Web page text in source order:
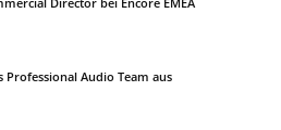
Professional Audio Team aus